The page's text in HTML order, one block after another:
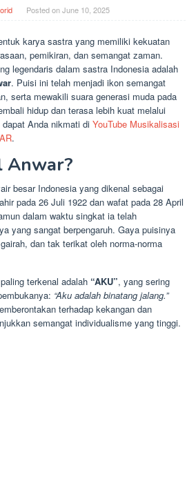
Posted onJune 10, 2025
karya sastra yang memiliki kekuatan
pemikiran, dan semangat zaman.
legendaris dalam sastra Indonesia adalah
. Puisi ini telah menjadi ikon semangat
serta mewakili suara generasi muda pada
hidup dan terasa lebih kuat melalui
dapat Anda nikmati di YouTube Musikalisasi
.
Anwar?
besar Indonesia yang dikenal sebagai
pada 26 Juli 1922 dan wafat pada 28 April
dalam waktu singkat ia telah
yang sangat berpengaruh. Gaya puisinya
dan tak terikat oleh norma-norma
terkenal adalah “AKU”, yang sering
“Aku adalah binatang jalang.”
terhadap kekangan dan
semangat individualisme yang tinggi.